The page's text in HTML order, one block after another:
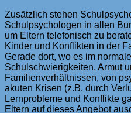
Zusätzlich stehen
Schulpsychologen in allen
um Eltern telefonisch zu
Kinder und Konflikten in der
Gerade dort, wo es im
Schulschwierigkeiten, Armut
Familienverhältnissen, von
akuten Krisen (z.B. durch
Lernprobleme und Konflikte
Eltern auf dieses Angebot